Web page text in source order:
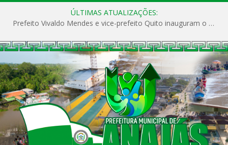
ÚLTIMAS ATUALIZAÇÕES:
Prefeito Vivaldo Mendes e vice-prefeito Quito inauguram o CAPS e fortalecem a saúde pública em Anajás.